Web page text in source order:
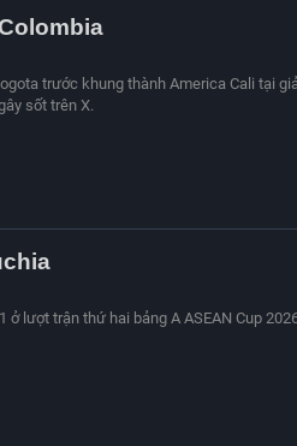
trước khung thành America Cali tại
sốt trên X.
lượt trận thứ hai bảng A ASEAN Cup